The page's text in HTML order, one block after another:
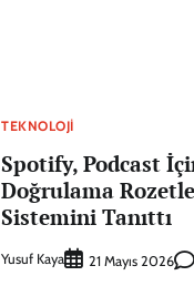
TEKNOLOJI
Spotify, Podcast
Doğrulama
Sistemini Tanıttı
Yusuf Kaya 21 Mayıs 2026